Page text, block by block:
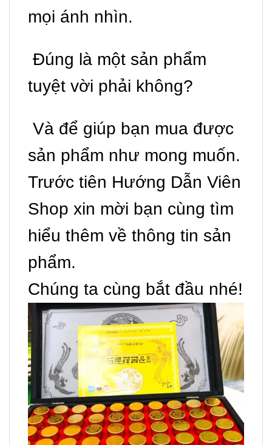
mọi ánh nhìn.
Đúng là một sản phẩm
tuyệt vời phải không?
Và để giúp bạn mua được
sản phẩm như mong muốn.
Trước tiên Hướng Dẫn Viên
Shop xin mời bạn cùng tìm
hiểu thêm về thông tin sản
phẩm.
Chúng ta cùng bắt đầu nhé!